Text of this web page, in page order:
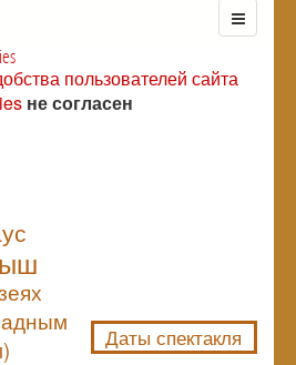
пользователей сайта
не согласен
адным
Даты спектакля